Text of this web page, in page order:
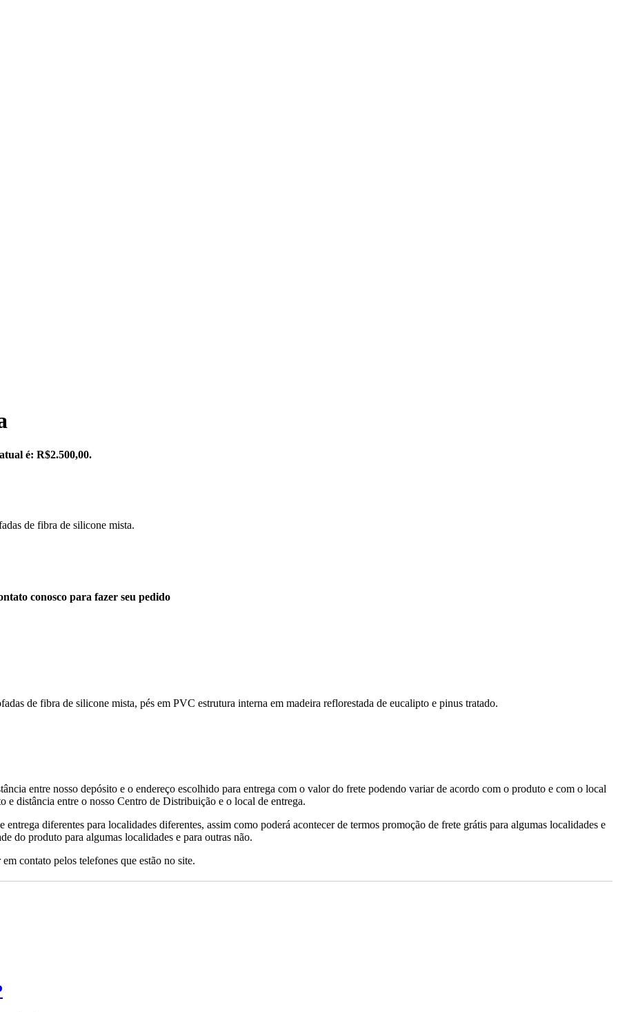
é: R$2.500,00.
de fibra de silicone mista.
conosco para fazer seu pedido
de fibra de silicone mista, pés em PVC estrutura interna em madeira reflorestada de eucalipto e pinus tratado.
entre nosso depósito e o endereço escolhido para entrega com o valor do frete podendo variar de acordo com o produto e com o local
e distância entre o nosso Centro de Distribuição e o local de entrega.
diferentes para localidades diferentes, assim como poderá acontecer de termos promoção de frete grátis para algumas localidades e
do produto para algumas localidades e para outras não.
contato pelos telefones que estão no site.